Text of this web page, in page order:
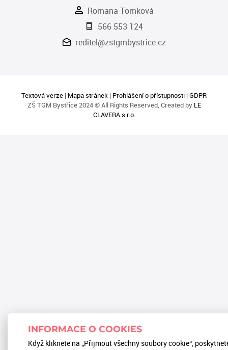
Romana Tomková
566 553 124
reditel@zstgmbystrice.cz
Textová verze | Mapa stránek | Prohlášení o přístupnosti |GDPR
ZŠ TGM Bystřice 2024 © All Rights Reserved, Created by LE
CLAVERA s.r.o.
INFORMACE O COOKIES
Když kliknete na „Přijmout všechny soubory cookie“,